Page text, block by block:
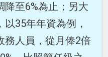
降至6%為止；另大
35年年資為例，
務人員，從月俸2倍